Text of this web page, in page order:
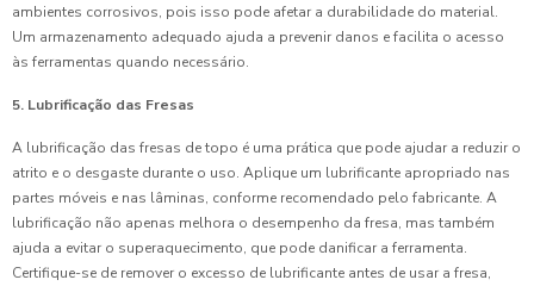
ambientes corrosivos, pois isso pode afetar a durabilidade do material.
Um armazenamento adequado ajuda a prevenir danos e facilita o acesso
às ferramentas quando necessário.
5. Lubrificação das Fresas
A lubrificação das fresas de topo é uma prática que pode ajudar a reduzir o
atrito e o desgaste durante o uso. Aplique um lubrificante apropriado nas
partes móveis e nas lâminas, conforme recomendado pelo fabricante. A
lubrificação não apenas melhora o desempenho da fresa, mas também
ajuda a evitar o superaquecimento, que pode danificar a ferramenta.
Certifique-se de remover o excesso de lubrificante antes de usar a fresa,